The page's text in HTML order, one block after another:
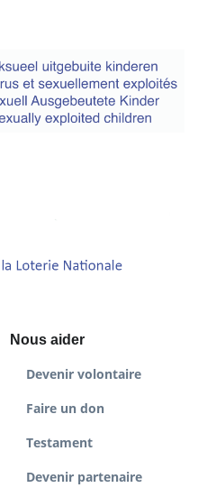
Nous aider
Devenir volontaire
Faire un don
Testament
Devenir partenaire